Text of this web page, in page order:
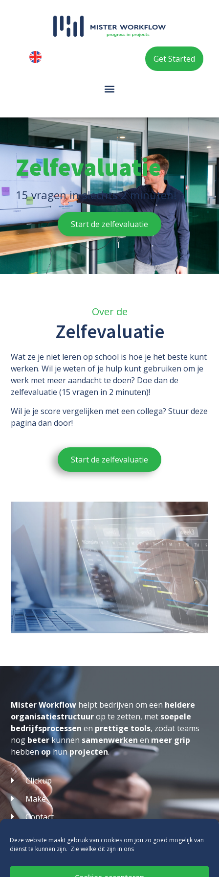
Deze website maakt gebruik van cookies om jou zo goed mogelijk van
dienst te kunnen zijn. Zie welke dit zijn in ons
Get Started
Zelfevaluatie
15 vragen in slechts 2 minuten!
Start de zelfevaluatie
Over de
Zelfevaluatie
Wat ze je niet leren op school is hoe je het beste kunt
werken. Wil je weten of je hulp kunt gebruiken om je
werk met meer aandacht te doen? Doe dan de
zelfevaluatie (15 vragen in 2 minuten)!
Wil je je score vergelijken met een collega? Stuur deze
pagina dan door!
Start de zelfevaluatie
Mister Workflow helpt bedrijven om een heldere
organisatiestructuurop te zetten, met soepele
bedrijfsprocessen en prettige tools, zodat teams
nog beterkunnen samenwerkenen meer grip
hebbenop hunprojecten.
Clickup
Make
Contact
Privacyverklaring
Algemene Voorwaarden